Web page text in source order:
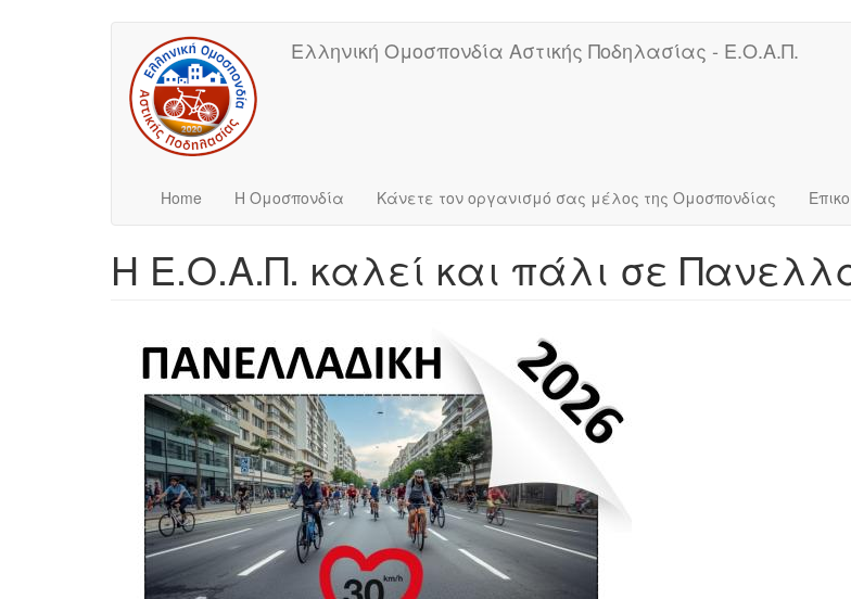
Ελληνική Ομοσπονδία Αστικής Ποδηλασίας - Ε.Ο.Α.Π.
Main
navigation
Home Η Ομοσπονδία Κάνετε τον οργανισμό σας μέλος της Ομοσπονδίας
User
account
menu
Η Ε.Ο.Α.Π. καλεί και πάλι σε